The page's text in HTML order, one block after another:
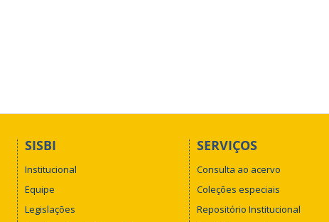
SISBI
Institucional
Equipe
Legislações
SERVIÇOS
Consulta ao acervo
Coleções especiais
Repositório Institucional